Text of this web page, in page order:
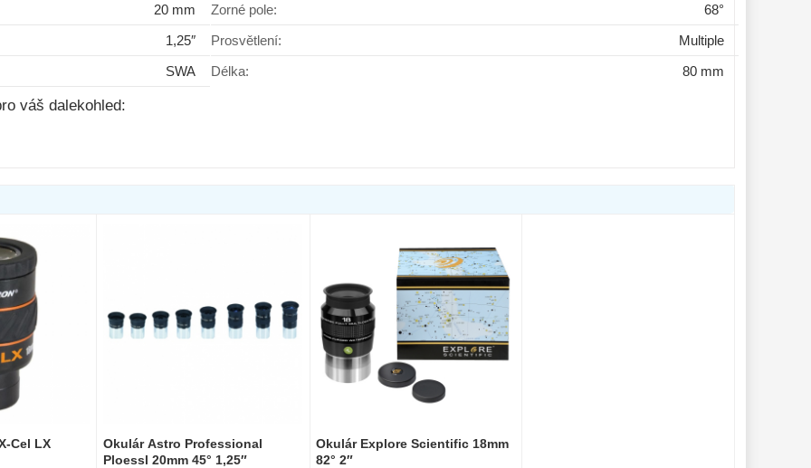
WA-66
20 mm
1,25″
SWA
Zorné pole:
68°
Prosvětlení:
Multiple
Délka:
80 mm
váš dalekohled:
Cel LX
Okulár Astro Professional
Ploessl 20mm 45° 1,25″
Okulár Explore Scientific 18mm
82° 2″